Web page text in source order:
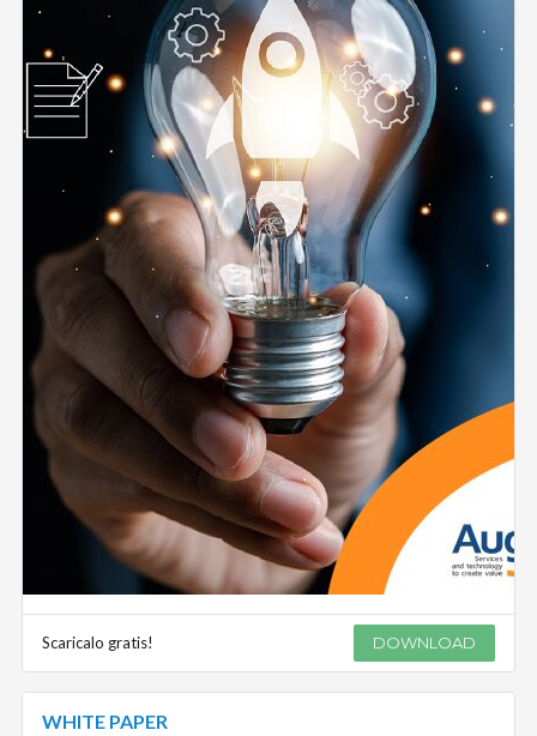
Scaricalo gratis! DOWNLOAD
WHITE PAPER